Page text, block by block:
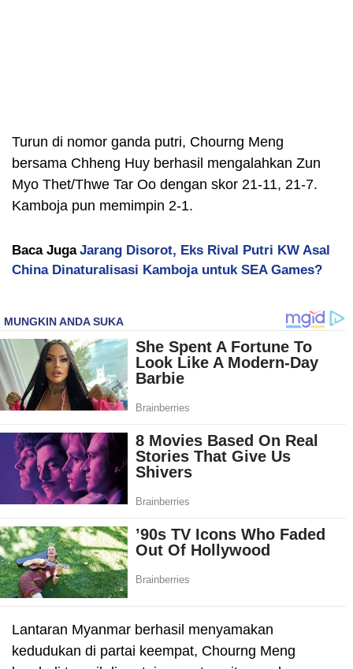
Turun di nomor ganda putri, Chourng Meng
bersama Chheng Huy berhasil mengalahkan Zun
Myo Thet/Thwe Tar Oo dengan skor 21-11, 21-7.
Kamboja pun memimpin 2-1.
Baca Juga Jarang Disorot, Eks Rival Putri KW Asal
China Dinaturalisasi Kamboja untuk SEA Games?
Lantaran Myanmar berhasil menyamakan
kedudukan di partai keempat, Chourng Meng